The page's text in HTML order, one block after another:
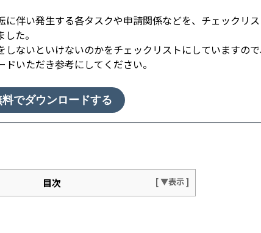
に伴い発生する各タスクや申請関係などを、チェックリ
た。
しないといけないのかをチェックリストにしていますの
ドいただき参考にしてください。
料でダウンロードする
目次